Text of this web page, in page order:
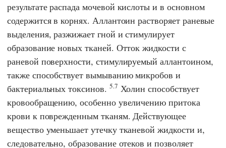
результате распада мочевой кислоты и в основном
содержится в корнях. Аллантоин растворяет раневые
выделения, разжижает гной и стимулирует
образование новых тканей. Отток жидкости с
раневой поверхности, стимулируемый аллантоином,
также способствует вымыванию микробов и
бактериальных токсинов. 5.7 Холин способствует
кровообращению, особенно увеличению притока
крови к поврежденным тканям. Действующее
вещество уменьшает утечку тканевой жидкости и,
следовательно, образование отеков и позволяет